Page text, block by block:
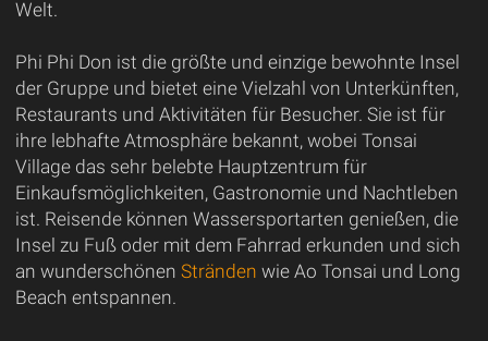
Welt.
Phi Phi Don ist die größte und einzige bewohnte Insel
der Gruppe und bietet eine Vielzahl von Unterkünften,
Restaurants und Aktivitäten für Besucher. Sie ist für
ihre lebhafte Atmosphäre bekannt, wobei Tonsai
Village das sehr belebte Hauptzentrum für
Einkaufsmöglichkeiten, Gastronomie und Nachtleben
ist. Reisende können Wassersportarten genießen, die
Insel zu Fuß oder mit dem Fahrrad erkunden und sich
an wunderschönen Stränden wie Ao Tonsai und Long
Beach entspannen.